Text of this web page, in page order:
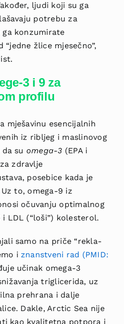
ljudi koji su ga
potrebu za
konzumirate
žlice mjesečno”,
3 i 9 za
profilu
mješavinu esencijalnih
iz ribljeg i maslinovog
su omega-3 (EPA i
zdravlje
posebice kada je
to, omega-9 iz
očuvanju optimalnog
i LDL (“loši”) kolesterol.
samo na priče “rekla-
i znanstveni rad (PMID:
učinak omega-3
triglicerida, uz
prehrana i dalje
Dakle, Arctic Sea nije
kao kvalitetna potpora i